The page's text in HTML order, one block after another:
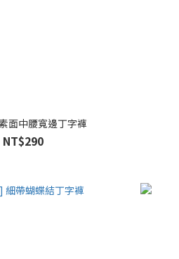
面中腰寬邊丁字褲
NT$290